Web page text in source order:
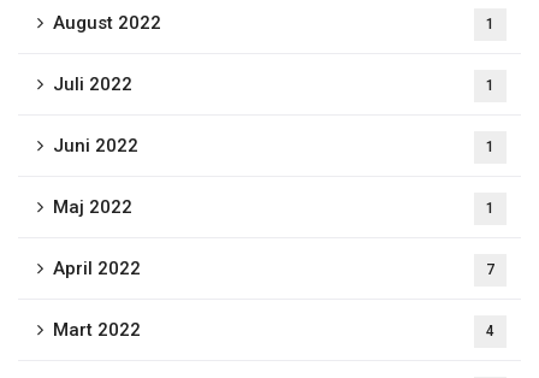
August 2022 1
Juli 2022 1
Juni 2022 1
Maj 2022 1
April 2022 7
Mart 2022 4